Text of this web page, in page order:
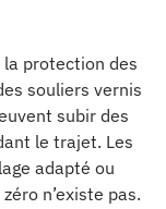
protection des
souliers vernis
subir des
le trajet. Les
adapté ou
n’existe pas.